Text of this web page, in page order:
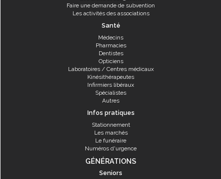
Faire une demande de subvention
Les activités des associations
Santé
Médecins
Pharmacies
Dentistes
Opticiens
Laboratoires / Centres médicaux
Kinésithérapeutes
Infirmiers libéraux
Spécialistes
Autres
Infos pratiques
Stationnement
Les marchés
Le funéraire
Numéros d'urgence
GÉNÉRATIONS
Seniors